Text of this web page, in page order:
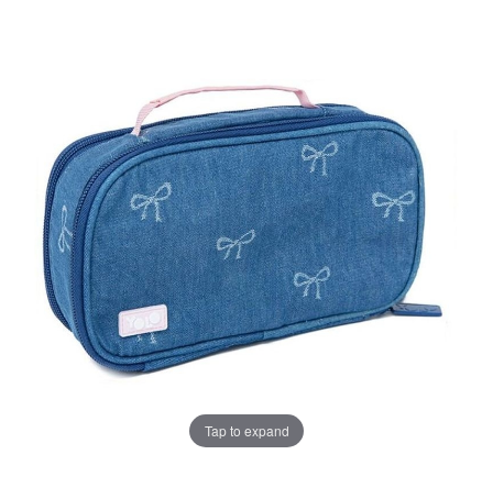
Tap to expand